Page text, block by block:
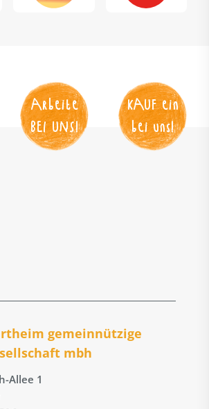
Arbeite
BEI UNS!
KAUF ein
bei uns!
gemeinnützige
mbh
Allee 1